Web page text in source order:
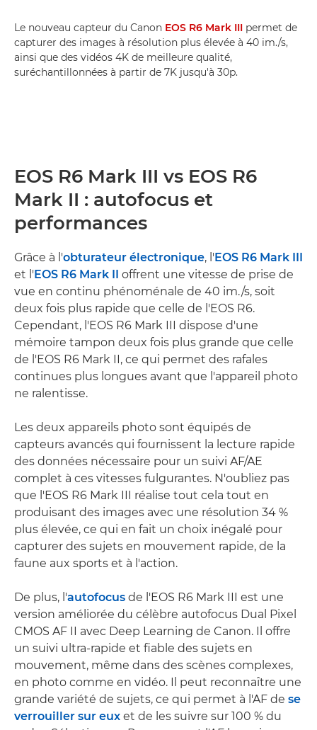
Le nouveau capteur du Canon EOS R6 Mark III permet de
capturer des images à résolution plus élevée à 40 im./s,
ainsi que des vidéos 4K de meilleure qualité,
suréchantillonnées à partir de 7K jusqu'à 30p.
EOS R6 Mark III vs EOS R6
Mark II : autofocus et
performances
Grâce à l'obturateur électronique, l' EOS R6 Mark III
et l' EOS R6 Mark II
offrent une vitesse de prise de
vue en continu phénoménale de 40 im./s, soit
deux fois plus rapide que celle de l'EOS R6.
Cependant, l'EOS R6 Mark III dispose d'une
mémoire tampon deux fois plus grande que celle
de l'EOS R6 Mark II, ce qui permet des rafales
continues plus longues avant que l'appareil photo
ne ralentisse.
Les deux appareils photo sont équipés de
capteurs avancés qui fournissent la lecture rapide
des données nécessaire pour un suivi AF/AE
complet à ces vitesses fulgurantes. N'oubliez pas
que l'EOS R6 Mark III réalise tout cela tout en
produisant des images avec une résolution 34 %
plus élevée, ce qui en fait un choix inégalé pour
capturer des sujets en mouvement rapide, de la
faune aux sports et à l'action.
De plus, l'autofocus de l'EOS R6 Mark III est une
version améliorée du célèbre autofocus Dual Pixel
CMOS AF II avec Deep Learning de Canon. Il offre
un suivi ultra-rapide et fiable des sujets en
mouvement, même dans des scènes complexes,
en photo comme en vidéo. Il peut reconnaître une
grande variété de sujets, ce qui permet à l'AF de se
verrouiller sur eux et de les suivre sur 100 % du